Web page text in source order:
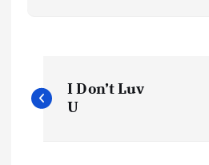
o
I Don’t Luv
U